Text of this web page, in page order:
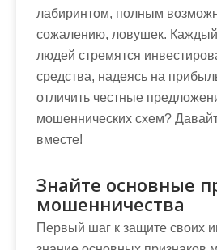
лабиринтом, полным
сожалению, ловушек.
людей стремятся
средства, надеясь на
отличить честные
мошеннических схем?
вместе!
Знайте основные
мошенничества
Первый шаг к защите своих